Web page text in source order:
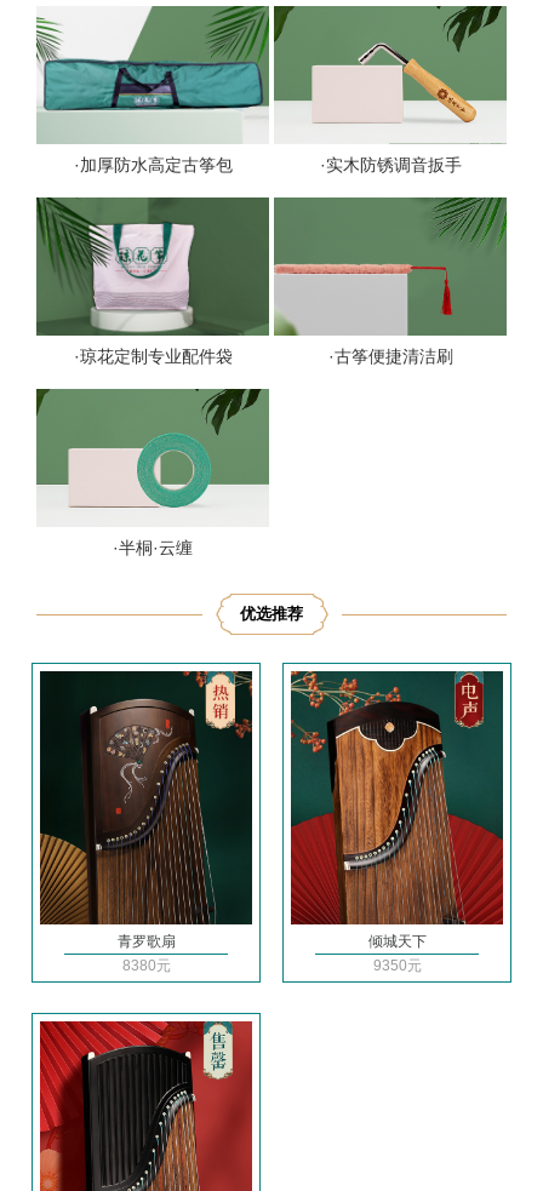
·加厚防水高定古筝包 ·实木防锈调音扳手
·琼花定制专业配件袋 ·古筝便捷清洁刷
·半桐·云缠
优选推荐
青罗歌扇
8380元
倾城天下
9350元